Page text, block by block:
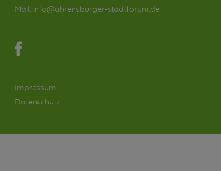
Mail: info@ahrensburger-stadtforum.de
Impressum
Datenschutz